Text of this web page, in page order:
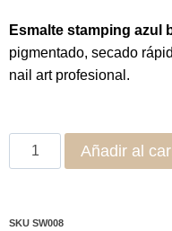
Esmalte stamping azul
pigmentado, secado
nail art profesional.
Añadir al
SKU SW008